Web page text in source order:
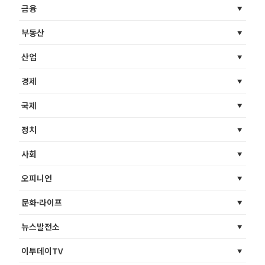
금융
부동산
산업
경제
국제
정치
사회
오피니언
문화·라이프
뉴스발전소
이투데이TV